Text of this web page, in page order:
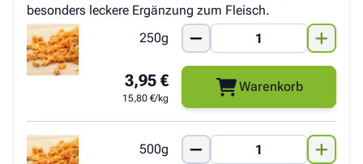
besonders leckere Ergänzung zum Fleisch.
250g
3,95 €
15,80 €/kg
Warenkorb
500g